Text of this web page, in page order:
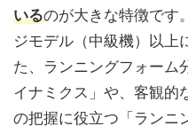
いるのが大きな特徴です
ジモデル（中級機）以上
た、ランニングフォーム
イナミクス」や、客観的
の把握に役立つ「ランニ